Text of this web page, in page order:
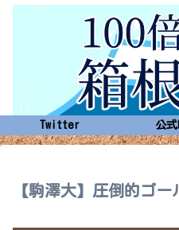
Twitter 公
【駒澤大】圧倒的ゴ